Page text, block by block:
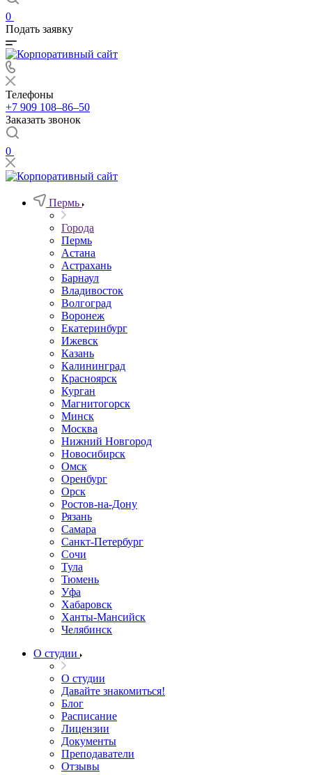
0
Подать заявку
Телефоны
+7 909 108‒86‒50
Заказать звонок
0
Пермь
Города
Пермь
Астана
Астрахань
Барнаул
Владивосток
Волгоград
Воронеж
Екатеринбург
Ижевск
Казань
Калининград
Красноярск
Курган
Магнитогорск
Минск
Москва
Нижний Новгород
Новосибирск
Омск
Оренбург
Орск
Ростов-на-Дону
Рязань
Самара
Санкт-Петербург
Сочи
Тула
Тюмень
Уфа
Хабаровск
Ханты-Мансийск
Челябинск
О студии
О студии
Давайте знакомиться!
Блог
Расписание
Лицензии
Документы
Преподаватели
Отзывы